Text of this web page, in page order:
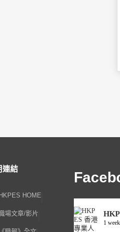
連結
HKPES HOME
場文章/影片
1